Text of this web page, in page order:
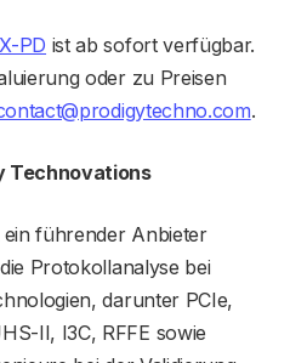
PD ist ab sofort verfügbar.
oder zu Preisen
.
Technovations
führender Anbieter
Protokollanalyse bei
darunter PCIe,
II, I3C, RFFE sowie